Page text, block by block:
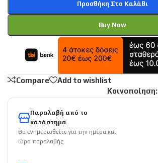
Προσθήκη Στο Καλάθι
Buy Now
Compare
Add to wishlist
Κοινοποίηση:
Παραλαβή από το
κατάστημα
Θα ενημερωθείτε για την ημέρα και
ώρα παραλαβής.